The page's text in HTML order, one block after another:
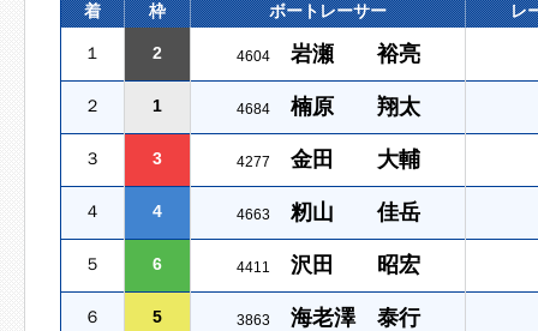
着 枠 ボートレーサー レ
１ 2 4604 岩瀬 裕亮
２ 1 4684 楠原 翔太
３ 3 4277 金田 大輔
４ 4 4663 籾山 佳岳
５ 6 4411 沢田 昭宏
６ 5 3863 海老澤 泰行